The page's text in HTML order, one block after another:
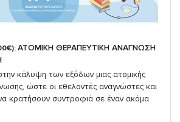
ΑΤΟΜΙΚΗ ΘΕΡΑΠΕΥΤΙΚΗ ΑΝΑΓΝΩΣΗ
κάλυψη των εξόδων μιας ατομικής
ώστε οι εθελοντές αναγνώστες και
κρατήσουν συντροφιά σε έναν ακόμα